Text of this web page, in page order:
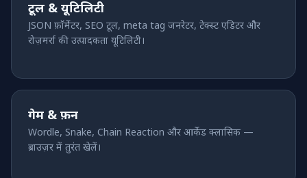
टूल & यूटिलिटी
JSON फ़ॉर्मेटर, SEO टूल, meta tag जनरेटर, टेक्स्ट एडिटर और
रोज़मर्रा की उत्पादकता यूटिलिटी।
गेम & फ़न
Wordle, Snake, Chain Reaction और आर्केड क्लासिक —
ब्राउज़र में तुरंत खेलें।